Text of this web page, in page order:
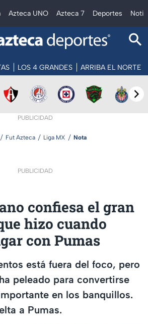
Azteca UNO Azteca 7 Deportes
LOS 4 GRANDES ARRIBA EL NORTE
PUBLICIDAD
Fut Azteca Liga MX Nota
PUBLICIDAD
confiesa el gran
hizo cuando
con Pumas
está fuera del foco, pero
peleado para convertirse
en los banquillos.
a Pumas.